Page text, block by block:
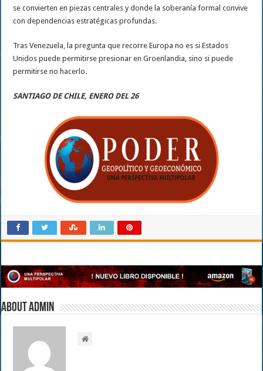
se convierten en piezas centrales y donde la soberanía formal convive
con dependencias estratégicas profundas.
Tras Venezuela, la pregunta que recorre Europa no es si Estados
Unidos puede permitirse presionar en Groenlandia, sino si puede
permitirse no hacerlo.
SANTIAGO DE CHILE, ENERO DEL 26
About admin